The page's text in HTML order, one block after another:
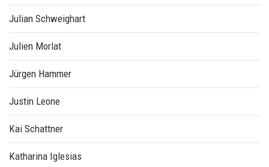
Julian Schweighart
Julien Morlat
Jürgen Hammer
Justin Leone
Kai Schattner
Katharina Iglesias